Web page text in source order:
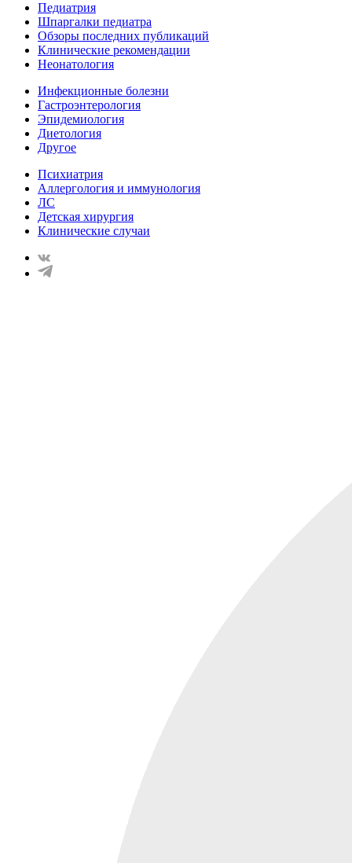
Педиатрия
Шпаргалки педиатра
Обзоры последних публикаций
Клинические рекомендации
Неонатология
Инфекционные болезни
Гастроэнтерология
Эпидемиология
Диетология
Другое
Психиатрия
Аллергология и иммунология
ЛС
Детская хирургия
Клинические случаи